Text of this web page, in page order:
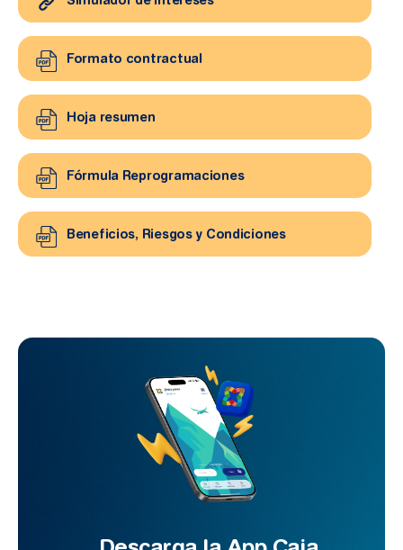
Formato contractual
Hoja resumen
Fórmula Reprogramaciones
Beneficios, Riesgos y Condiciones